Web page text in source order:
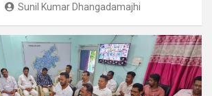
Sunil Kumar Dhangadamajhi